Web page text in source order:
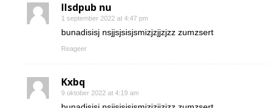
Ilsdpub nu
1 september 2022 at 4:47 pm
bunadisisj nsjjsjsisjsmizjzjjzjzz zumzsert
Reageer
Kxbq
9 oktober 2022 at 4:19 am